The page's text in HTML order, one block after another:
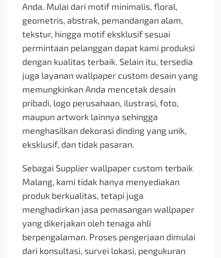
Anda. Mulai dari motif minimalis, floral,
geometris, abstrak, pemandangan alam,
tekstur, hingga motif eksklusif sesuai
permintaan pelanggan dapat kami produksi
dengan kualitas terbaik. Selain itu, tersedia
juga layanan wallpaper custom desain yang
memungkinkan Anda mencetak desain
pribadi, logo perusahaan, ilustrasi, foto,
maupun artwork lainnya sehingga
menghasilkan dekorasi dinding yang unik,
eksklusif, dan tidak pasaran.
Sebagai Supplier wallpaper custom terbaik
Malang, kami tidak hanya menyediakan
produk berkualitas, tetapi juga
menghadirkan jasa pemasangan wallpaper
yang dikerjakan oleh tenaga ahli
berpengalaman. Proses pengerjaan dimulai
dari konsultasi, survei lokasi, pengukuran